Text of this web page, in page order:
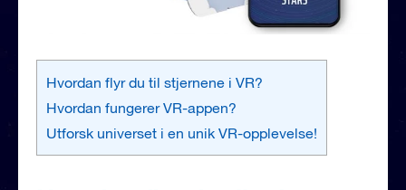
Hvordan flyr du til stjernene i VR?
Hvordan fungerer VR-appen?
Utforsk universet i en unik VR-opplevelse!